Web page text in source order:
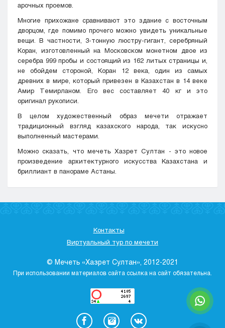
арочных проемов.
Многие прихожане сравнивают это здание с восточным
дворцом, где помимо прочего можно увидеть уникальные
вещи. В частности, 3-тонную люстру-гигант, серебряный
Коран, изготовленный на Московском монетном двое из
серебра 999 пробы и состоящий из 162 литых страницы и,
не обойдем стороной, Коран 12 века, один из самых
древних в мире, который привезен в Казахстан в 14 веке
Амир Темирланом. Его вес составляет 40 кг и это
оригинал рукописи.
В целом художественный образ мечети отражает
традиционный взгляд казахского народа, так искусно
выполненный мастерами.
Можно сказать, что мечеть Хазрет Султан - это новое
произведение архитектурного искусства Казахстана и
бриллиант в панораме Астаны.
Контакты
Виртуальный тур по мечети
© Мечеть «Хазрет Султан», 2012-2021
При использовании материалов сайта ссылка на сайт обязательна.